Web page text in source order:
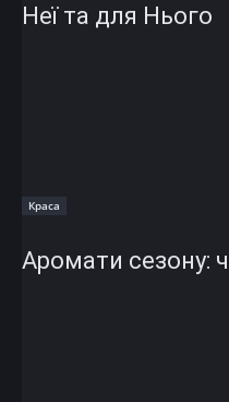
Неї та для Нього
Краса
Аромати сезону: